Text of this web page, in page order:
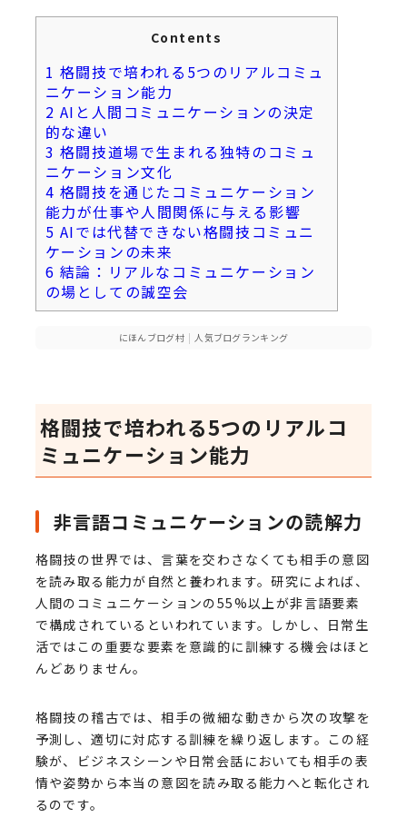
Contents
1 格闘技で培われる5つのリアルコミュ
ニケーション能力
2 AIと人間コミュニケーションの決定
的な違い
3 格闘技道場で生まれる独特のコミュ
ニケーション文化
4 格闘技を通じたコミュニケーション
能力が仕事や人間関係に与える影響
5 AIでは代替できない格闘技コミュニ
ケーションの未来
6 結論：リアルなコミュニケーション
の場としての誠空会
にほんブログ村 | 人気ブログランキング
格闘技で培われる5つのリアルコ
ミュニケーション能力
非言語コミュニケーションの読解力
格闘技の世界では、言葉を交わさなくても相手の意図
を読み取る能力が自然と養われます。研究によれば、
人間のコミュニケーションの55%以上が非言語要素
で構成されているといわれています。しかし、日常生
活ではこの重要な要素を意識的に訓練する機会はほと
んどありません。
格闘技の稽古では、相手の微細な動きから次の攻撃を
予測し、適切に対応する訓練を繰り返します。この経
験が、ビジネスシーンや日常会話においても相手の表
情や姿勢から本当の意図を読み取る能力へと転化され
るのです。